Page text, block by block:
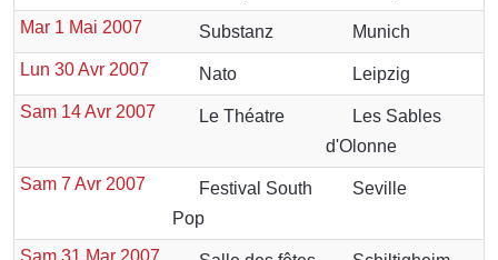
Mar 1 Mai 2007
Substanz
Munich
Lun 30 Avr 2007
Nato
Leipzig
Sam 14 Avr 2007
Le Théatre
Les Sables
d'Olonne
Sam 7 Avr 2007
Festival South
Pop
Seville
Sam 31 Mar 2007